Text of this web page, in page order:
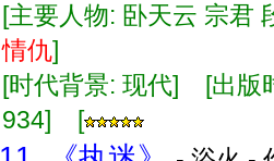
[主要人物: 卧天云 宗
情仇]
[时代背景: 现代] [出
934] [